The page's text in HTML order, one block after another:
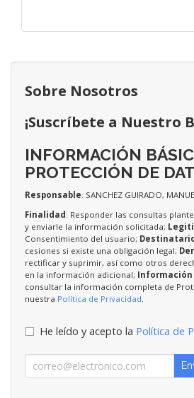
Sobre Nosotros
¡Suscríbete a Nuestro
INFORMACIÓN
PROTECCIÓN DE
Responsable: SANCHEZ GUIRADO,
Finalidad: Responder las consultas
y enviarle la información solicitada;
Consentimiento del usuario;
cesiones si existe una obligación legal;
rectificar y suprimir, así como otros
en la información adicional; Información
consultar la información completa de
nuestra Política de Privacidad
He leído y acepto la Política de